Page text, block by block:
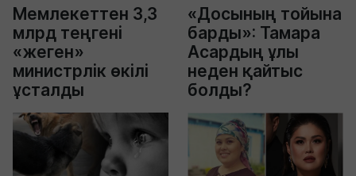
Мемлекеттен 3,3
млрд теңгені
«жеген»
министрлік өкілі
ұсталды
«Досының тойына
барды»: Тамара
Асардың ұлы
неден қайтыс
болды?